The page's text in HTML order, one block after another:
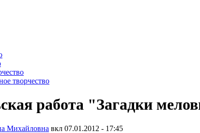
творчество
работа "Загадки
Михайловна вкл 07.01.2012 - 17:45